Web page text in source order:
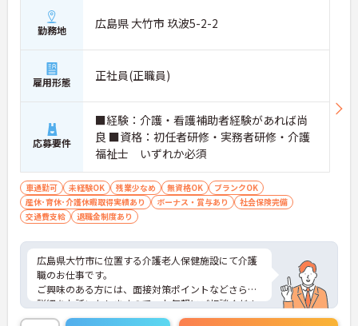
勤務地 広島県 大竹市 玖波5-2-2
雇用形態 正社員(正職員)
応募要件
■経験：介護・看護補助者経験があれば尚
良 ■資格：初任者研修・実務者研修・介護
福祉士 いずれか必須
車通勤可 未経験OK 残業少なめ 無資格OK
ブランクOK
産休･育休･介護休暇取得実績あり
ボーナス・賞与あり
社会保険完備
交通費支給
退職金制度あり
広島県大竹市に位置する介護老人保健施設にて介護
職のお仕事です。
ご興味のある方には、面接対策ポイントなどさらに
詳細をお話いたしますので、お気軽にご相談くださ
い。